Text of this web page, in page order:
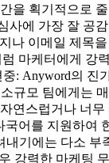
을 획기적으로
사에 가장 잘 공
나 이메일 제목
마케터에게 강
: Anyword의 진
규모 팀에게는
연스럽거나 너
어를 지원하여
기에는 다소 부
강력한 마케팅